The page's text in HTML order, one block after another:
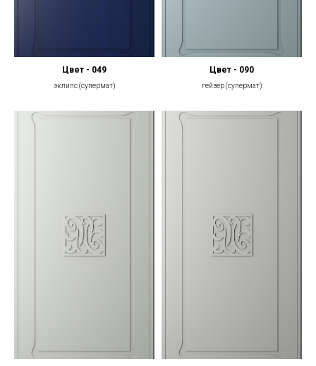
Цвет - 049
эклипс (супермат)
Цвет - 090
гейзер (супермат)